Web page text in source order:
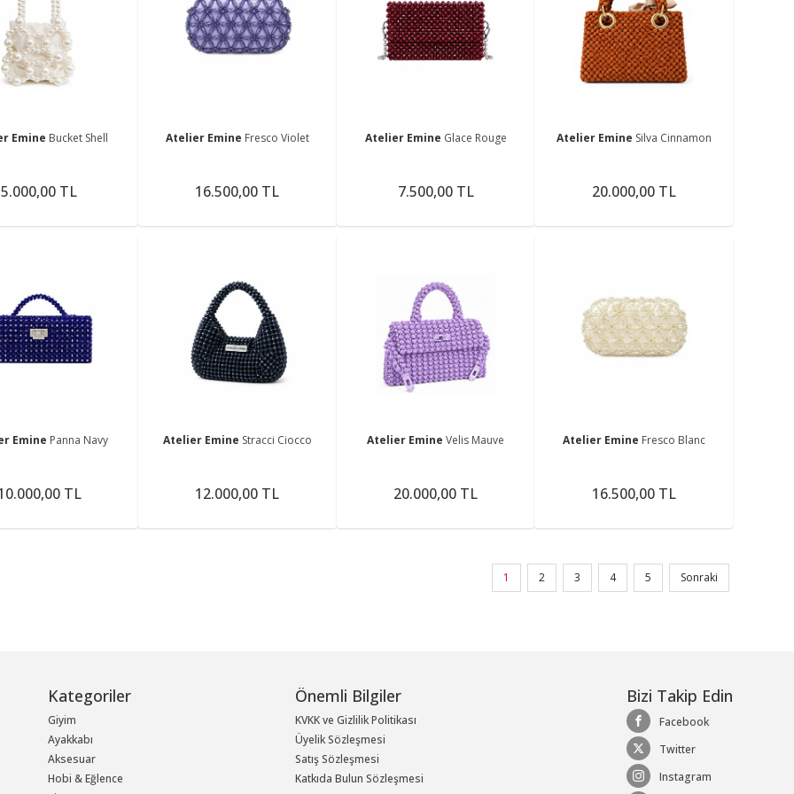
Emine Bucket Shell
5.000,00 TL
Atelier Emine Fresco Violet
16.500,00 TL
Atelier Emine Glace Rouge
7.500,00 TL
Atelier Emine Silva Cinnamon
20.000,00 TL
Emine Panna Navy
TL
Atelier Emine Stracci Ciocco
12.000,00 TL
Atelier EmineVelis Mauve
20.000,00 TL
Atelier Emine Fresco Blanc
16.500,00 TL
1 2 3 4 5 Sonraki
Kategoriler
Giyim
Ayakkabı
Aksesuar
Hobi & Eğlence
Önemli Bilgiler
KVKK ve Gizlilik Politikası
Üyelik Sözleşmesi
Satış Sözleşmesi
Katkıda Bulun Sözleşmesi
Bizi Takip Edin
Facebook
Twitter
Instagram